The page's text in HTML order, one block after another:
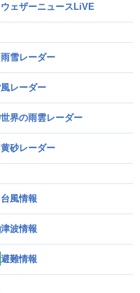
ウェザーニュースLiVE
雨雪レーダー
風レーダー
世界の雨雲レーダー
黄砂レーダー
台風情報
津波情報
避難情報